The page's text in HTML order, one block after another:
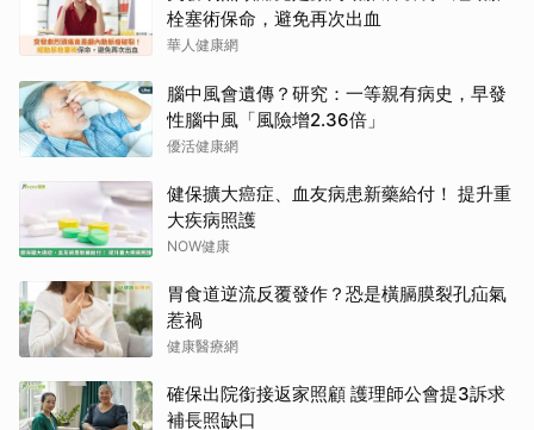
栓塞術保命，避免再次出血
華人健康網
腦中風會遺傳？研究：一等親有病史，早發
性腦中風「風險增2.36倍」
優活健康網
健保擴大癌症、血友病患新藥給付！ 提升重
大疾病照護
NOW健康
胃食道逆流反覆發作？恐是橫膈膜裂孔疝氣
惹禍
健康醫療網
確保出院銜接返家照顧 護理師公會提3訴求
補長照缺口